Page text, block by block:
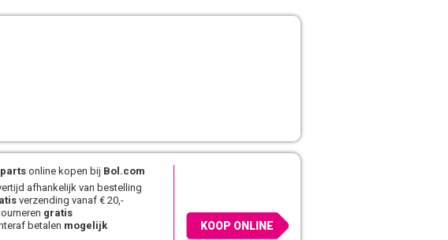
online kopen bij Bol.com
afhankelijk van bestelling
verzending vanaf € 20,-
gratis
betalen mogelijk KOOP ONLINE